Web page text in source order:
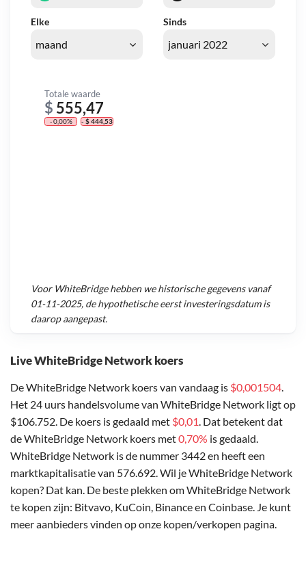
Live WhiteBridge Network koers
De WhiteBridge Network koers van vandaag is $0,001504.
Het 24 uurs handelsvolume van WhiteBridge Network ligt op
$106.752. De koers is gedaald met $0,01. Dat betekent dat
de WhiteBridge Network koers met0,70% is gedaald.
WhiteBridge Network is de nummer 3442 en heeft een
marktkapitalisatie van 576.692. Wil je WhiteBridge Network
kopen? Dat kan. De beste plekken om WhiteBridge Network
te kopen zijn: Bitvavo, KuCoin, Binance en Coinbase. Je kunt
meer aanbieders vinden op onze kopen/verkopen pagina.
Elke Sinds
Totale waarde
$ 555,47
- 0,00% - $ 444,53
Voor WhiteBridgehebben we historische gegevens vanaf
01-11-2025, de hypothetische eerst investeringsdatum is
daarop aangepast.